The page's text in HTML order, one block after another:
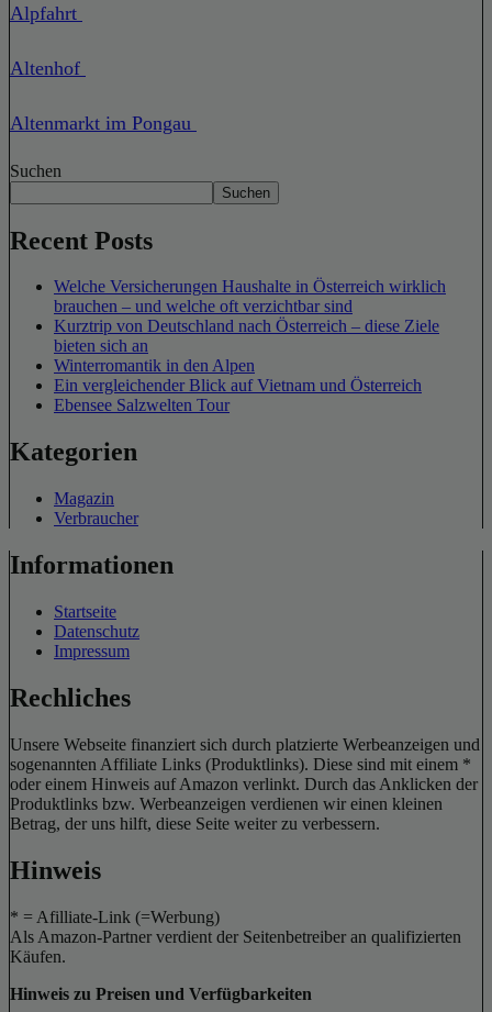
Alpfahrt
Altenhof
Altenmarkt im Pongau
Suchen
Suchen
Recent Posts
Welche Versicherungen Haushalte in Österreich wirklich
brauchen – und welche oft verzichtbar sind
Kurztrip von Deutschland nach Österreich – diese Ziele
bieten sich an
Winterromantik in den Alpen
Ein vergleichender Blick auf Vietnam und Österreich
Ebensee Salzwelten Tour
Kategorien
Magazin
Verbraucher
Informationen
Startseite
Datenschutz
Impressum
Rechliches
Unsere Webseite finanziert sich durch platzierte Werbeanzeigen und
sogenannten Affiliate Links (Produktlinks). Diese sind mit einem *
oder einem Hinweis auf Amazon verlinkt. Durch das Anklicken der
Produktlinks bzw. Werbeanzeigen verdienen wir einen kleinen
Betrag, der uns hilft, diese Seite weiter zu verbessern.
Hinweis
* = Afilliate-Link (=Werbung)
Als Amazon-Partner verdient der Seitenbetreiber an qualifizierten
Käufen.
Hinweis zu Preisen und Verfügbarkeiten